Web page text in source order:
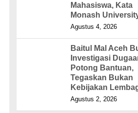
Mahasiswa, Kata
Monash
Agustus 4, 2026
Baitul Mal Aceh
Investigasi
Potong Bantuan,
Tegaskan Bukan
Kebijakan
Agustus 2, 2026